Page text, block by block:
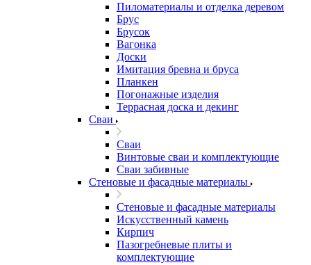
Пиломатериалы и отделка деревом
Брус
Брусок
Вагонка
Доски
Имитация бревна и бруса
Планкен
Погонажные изделия
Террасная доска и декинг
Сваи
Сваи
Винтовые сваи и комплектующие
Сваи забивные
Стеновые и фасадные материалы
Стеновые и фасадные материалы
Искусственный камень
Кирпич
Пазогребневые плиты и
комплектующие